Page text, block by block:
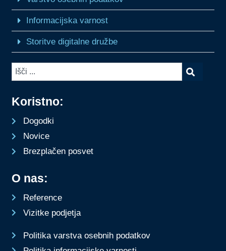
O nas:
Reference
Vizitke podjetja
Politika varstva osebnih podatkov
Koristno:
Dogodki
Novice
Brezplačen posvet
Informacijska varnost
Storitve digitalne družbe